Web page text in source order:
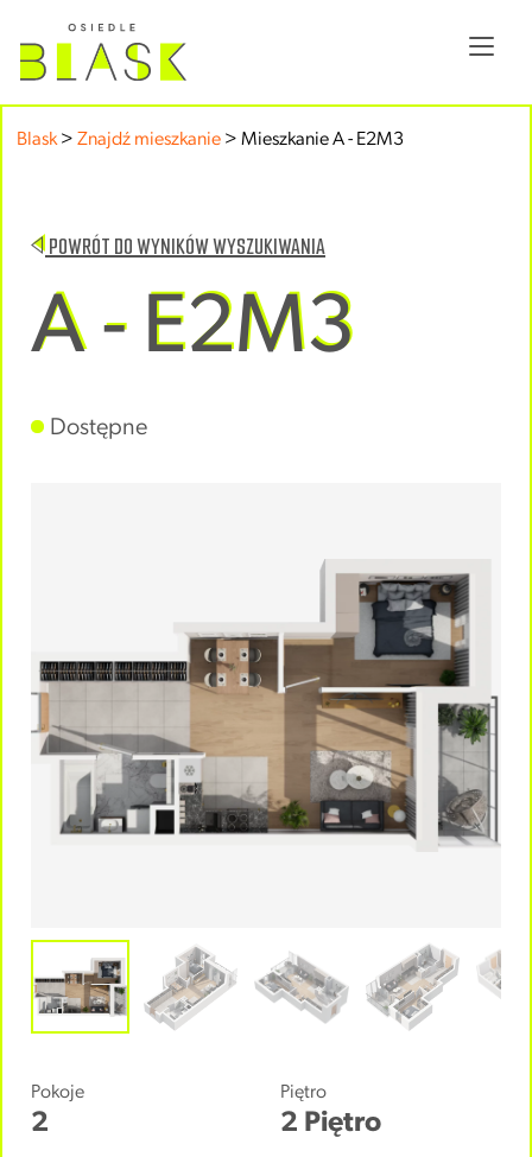
Blask> Znajdź mieszkanie > Mieszkanie A - E2M3
POWRÓT DO WYNIKÓW WYSZUKIWANIA
A - E2M3
Dostępne
Pokoje
2
Piętro
2 Piętro